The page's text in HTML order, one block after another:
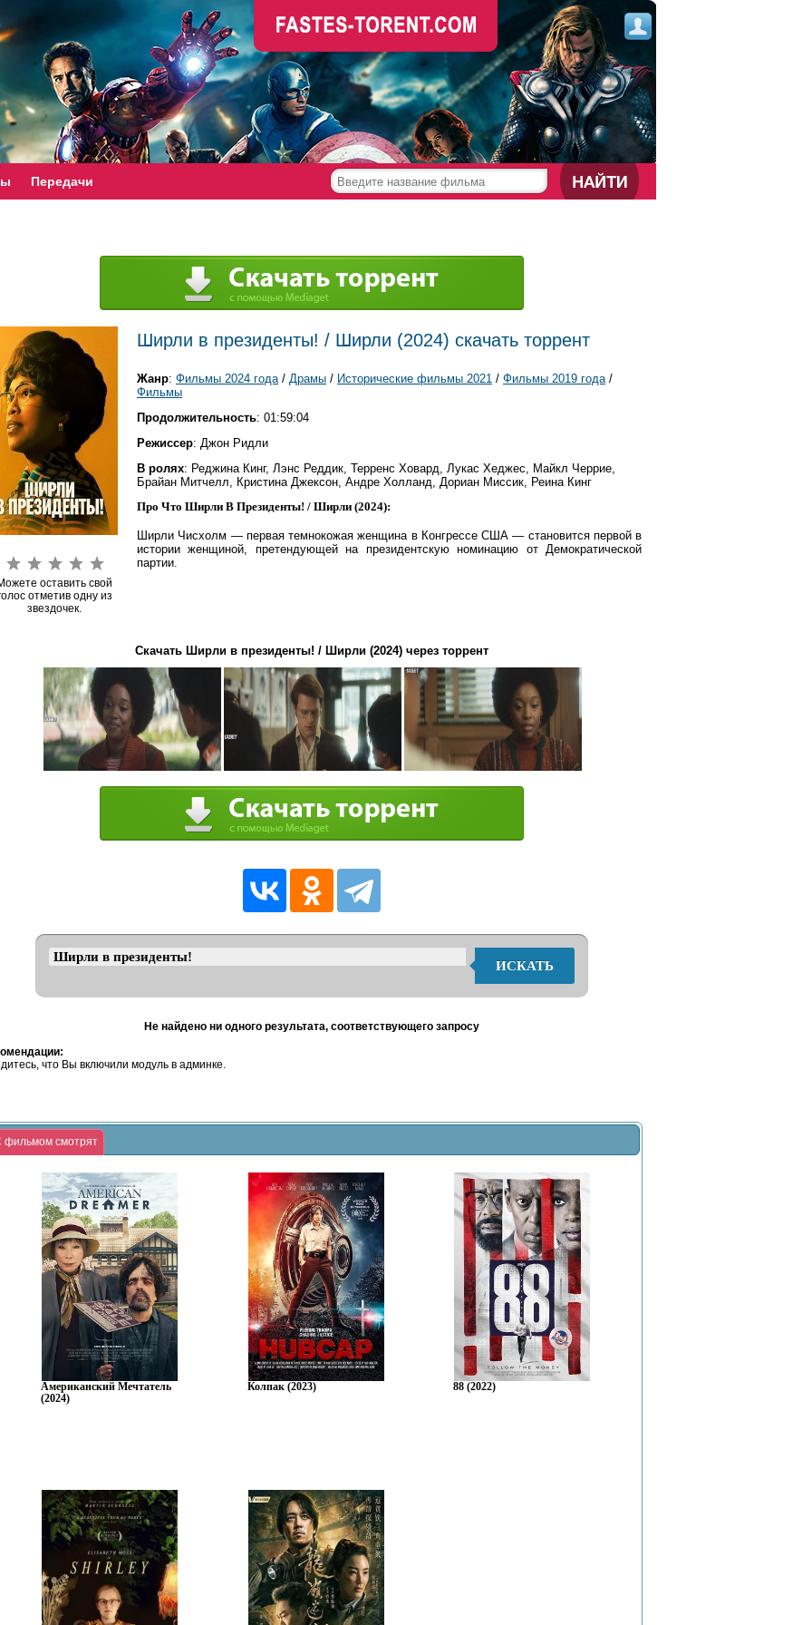
Передачи
оставить свой
отметив одну из
звездочек.
Ширли в президенты! / Ширли (2024) скачать торрент
Жанр: Фильмы 2024 года/ Драмы / Исторические фильмы 2021 / Фильмы 2019 года/
Фильмы
Продолжительность: 01:59:04
Режиссер: Джон Ридли
В ролях: Реджина Кинг, Лэнс Реддик, Терренс Ховард, Лукас Хеджес, Майкл Черрие,
Брайан Митчелл, Кристина Джексон, Андре Холланд, Дориан Миссик, Реина Кинг
Про Что Ширли В Президенты! / Ширли (2024):
Ширли Чисхолм — первая темнокожая женщина в Конгрессе США — становится первой в
истории женщиной, претендующей на президентскую номинацию от Демократической
партии.
Скачать Ширли в президенты! / Ширли (2024) через торрент
ИСКАТЬ
Не найдено ни одного результата, соответствующего запросу
что Вы включили модуль в админке.
фильмом смотрят
Американский Мечтатель
(2024)
Колпак (2023) 88 (2022)